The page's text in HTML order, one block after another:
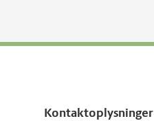
Kontaktoplysninger